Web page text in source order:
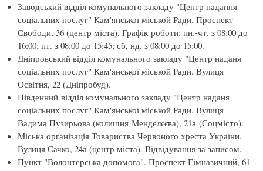
Заводський відділ комунального закладу "Центр надання
соціальних послуг" Кам'янської міськой Ради. Проспект
Свободи, 36 (центр міста). Графік роботи: пн.-чт. з 08:00 до
16:00; пт. з 08:00 до 15:45; сб, нд. з 08:00 до 15:00.
Дніпровський відділ комунального закладу "Центр наданя
соціальних послуг" Кам'янської міськой Ради. Вулиця
Освітня, 22 (Дніпробуд).
Південний відділ комунального закладу "Центр наданя
соціальних послуг" Кам'янської міськой Ради. Вулиця
Вадима Пузирьова (колишня Менделєєва), 21а (Соцмісто).
Міська організація Товариства Червоного хреста України.
Вулиця Сачко, 24а (центр міста). Відвідування за записом.
Пункт "Волонтерська допомога". Проспект Гімназичний, 61